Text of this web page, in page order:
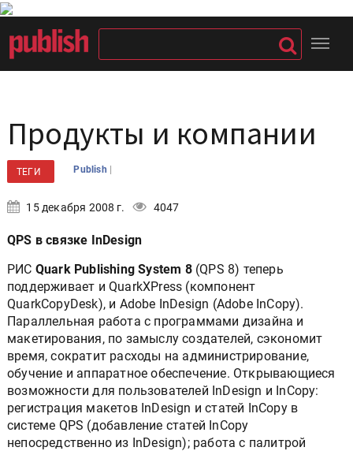
Продукты и компании
ТЕГИ Publish |
15 декабря 2008 г. 4047
QPS в связке InDesign
РИС Quark Publishing System 8(QPS 8) теперь
поддерживает и QuarkXPress (компонент
QuarkCopyDesk), и Adobe InDesign (Adobe InCopy).
Параллельная работа с программами дизайна и
макетирования, по замыслу создателей, сэкономит
время, сократит расходы на администрирование,
обучение и аппаратное обеспечение. Открывающиеся
возможности для пользователей InDesign и InCopy:
регистрация макетов InDesign и статей InCopy в
системе QPS (добавление статей InCopy
непосредственно из InDesign); работа с палитрой